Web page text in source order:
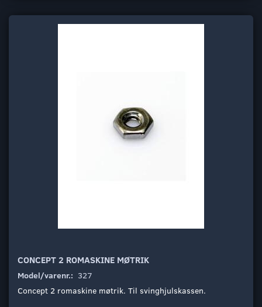
CONCEPT 2 ROMASKINE MØTRIK
Model/varenr.: 327
Concept 2 romaskine møtrik. Til svinghjulskassen.